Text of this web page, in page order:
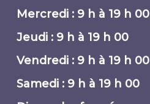
Mercredi : 9 h à 19 h 00
Jeudi : 9 h à 19 h 00
Vendredi : 9 h à 19 h 00
Samedi : 9 h à 19 h 00